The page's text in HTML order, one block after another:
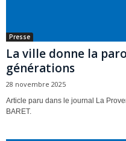
Presse
La ville donne la
générations
28 novembre 2025
Article paru dans le journal La
BARET.